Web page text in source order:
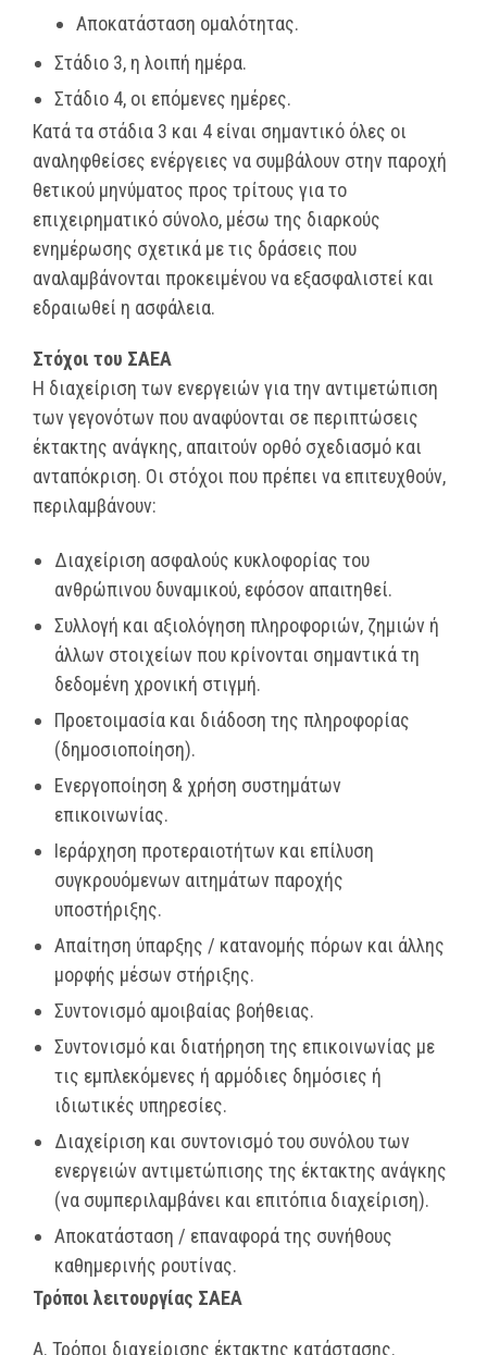
Αποκατάσταση ομαλότητας.
Στάδιο 3, η λοιπή ημέρα.
Στάδιο 4, οι επόμενες ημέρες.
Κατά τα στάδια 3 και 4 είναι σημαντικό όλες οι
αναληφθείσες ενέργειες να συμβάλουν στην παροχή
θετικού μηνύματος προς τρίτους για το
επιχειρηματικό σύνολο, μέσω της διαρκούς
ενημέρωσης σχετικά με τις δράσεις που
αναλαμβάνονται προκειμένου να εξασφαλιστεί και
εδραιωθεί η ασφάλεια.
Στόχοι του ΣΑΕΑ
Η διαχείριση των ενεργειών για την αντιμετώπιση
των γεγονότων που αναφύονται σε περιπτώσεις
έκτακτης ανάγκης, απαιτούν ορθό σχεδιασμό και
ανταπόκριση. Οι στόχοι που πρέπει να επιτευχθούν,
περιλαμβάνουν:
Διαχείριση ασφαλούς κυκλοφορίας του
ανθρώπινου δυναμικού, εφόσον απαιτηθεί.
Συλλογή και αξιολόγηση πληροφοριών, ζημιών ή
άλλων στοιχείων που κρίνονται σημαντικά τη
δεδομένη χρονική στιγμή.
Προετοιμασία και διάδοση της πληροφορίας
(δημοσιοποίηση).
Ενεργοποίηση & χρήση συστημάτων
επικοινωνίας.
Ιεράρχηση προτεραιοτήτων και επίλυση
συγκρουόμενων αιτημάτων παροχής
υποστήριξης.
Απαίτηση ύπαρξης / κατανομής πόρων και άλλης
μορφής μέσων στήριξης.
Συντονισμό αμοιβαίας βοήθειας.
Συντονισμό και διατήρηση της επικοινωνίας με
τις εμπλεκόμενες ή αρμόδιες δημόσιες ή
ιδιωτικές υπηρεσίες.
Διαχείριση και συντονισμό του συνόλου των
ενεργειών αντιμετώπισης της έκτακτης ανάγκης
(να συμπεριλαμβάνει και επιτόπια διαχείριση).
Αποκατάσταση / επαναφορά της συνήθους
καθημερινής ρουτίνας.
Τρόποι λειτουργίας ΣΑΕΑ
Α. Τρόποι διαχείρισης έκτακτης κατάστασης.